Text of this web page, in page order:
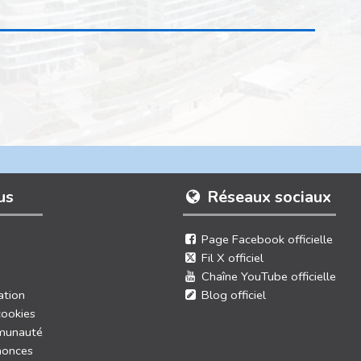
Réseaux sociaux
Page Facebook officielle
Fil X officiel
Chaîne YouTube officielle
Blog officiel